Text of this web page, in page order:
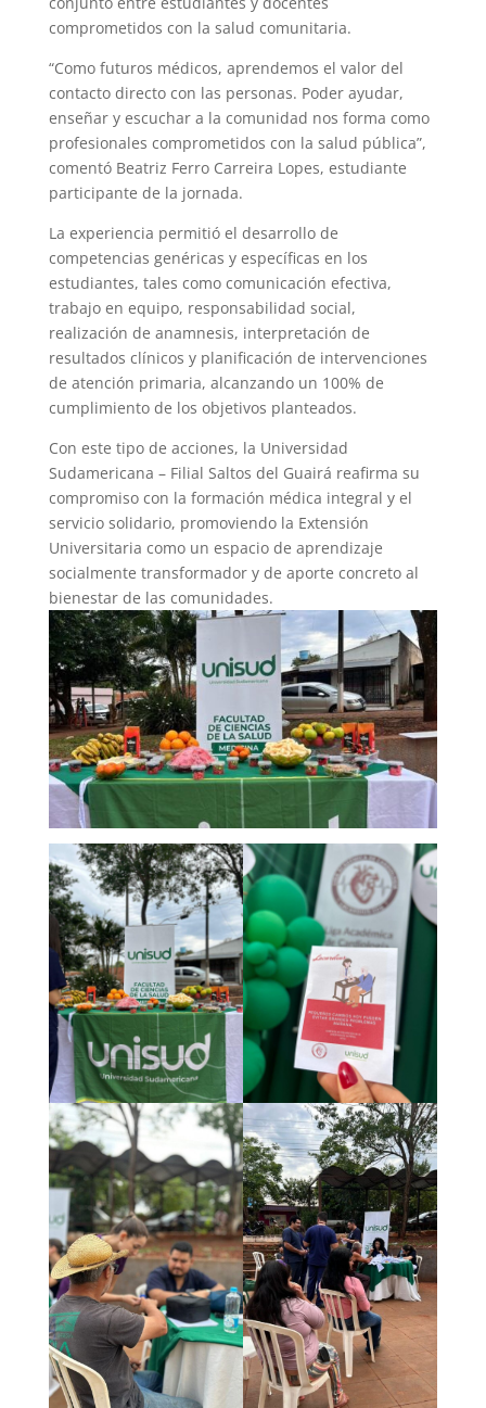
comprometidos con la salud comunitaria.
“Como futuros médicos, aprendemos el valor del
contacto directo con las personas. Poder ayudar,
enseñar y escuchar a la comunidad nos forma como
profesionales comprometidos con la salud pública”,
comentó Beatriz Ferro Carreira Lopes, estudiante
participante de la jornada.
La experiencia permitió el desarrollo de
competencias genéricas y específicas en los
estudiantes, tales como comunicación efectiva,
trabajo en equipo, responsabilidad social,
realización de anamnesis, interpretación de
resultados clínicos y planificación de intervenciones
de atención primaria, alcanzando un 100% de
cumplimiento de los objetivos planteados.
Con este tipo de acciones, la Universidad
Sudamericana – Filial Saltos del Guairá reafirma su
compromiso con la formación médica integral y el
servicio solidario, promoviendo la Extensión
Universitaria como un espacio de aprendizaje
socialmente transformador y de aporte concreto al
bienestar de las comunidades.